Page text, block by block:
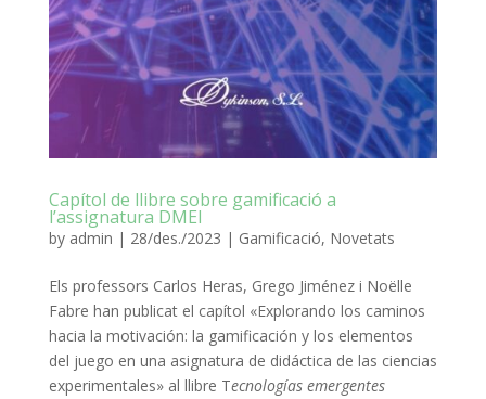
Capítol de llibre sobre gamificació a
l’assignatura DMEI
by admin | 28/des./2023 | Gamificació, Novetats
Els professors Carlos Heras, Grego Jiménez i Noëlle
Fabre han publicat el capítol «Explorando los caminos
hacia la motivación: la gamificación y los elementos
del juego en una asignatura de didáctica de las ciencias
experimentales» al llibre Tecnologías emergentes